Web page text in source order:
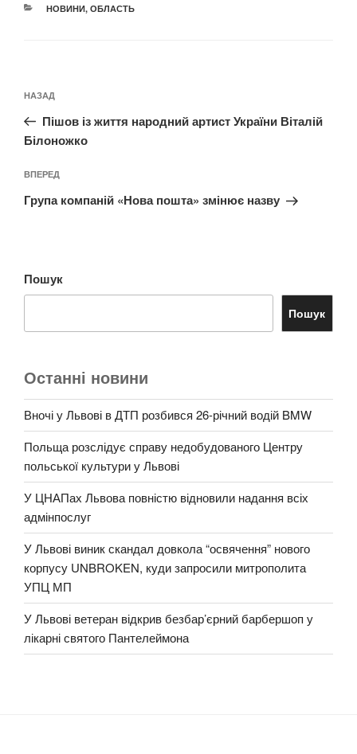
КАТЕГОРІЇ
НОВИНИ, ОБЛАСТЬ
записів
Попередній
запис:
НАЗАД
Пішов із життя народний артист України Віталій
Білоножко
Наступний
запис
ВПЕРЕД
Група компаній «Нова пошта» змінює назву
Пошук
Пошук
Останні новини
Вночі у Львові в ДТП розбився 26-річний водій BMW
Польща розслідує справу недобудованого Центру
польської культури у Львові
У ЦНАПах Львова повністю відновили надання всіх
адмінпослуг
У Львові виник скандал довкола “освячення” нового
корпусу UNBROKEN, куди запросили митрополита
УПЦ МП
У Львові ветеран відкрив безбар’єрний барбершоп у
лікарні святого Пантелеймона